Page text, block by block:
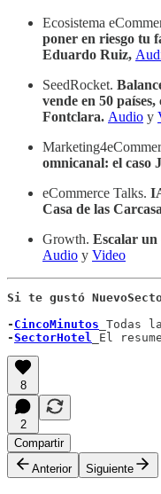
Ecosistema
poner en riesgo tu
Eduardo Ruiz,
SeedRocket.
vende en 50
Fontclara. Audio y
omnicanal: el caso
eCommerce Talks.
Casa de las
Growth. Escalar un
Audio y Video
Si te gustó
- CincoMinutos Todas
-SectorHotel El
8
2
Compartir
Anterior
Siguiente